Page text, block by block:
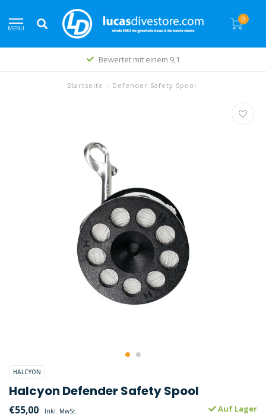
MENU
0
Bewertet mit einem 9,1
Startseite / Defender Safety Spool
HALCYON
Halcyon Defender Safety Spool
€55,00 Inkl. MwSt. Auf Lager